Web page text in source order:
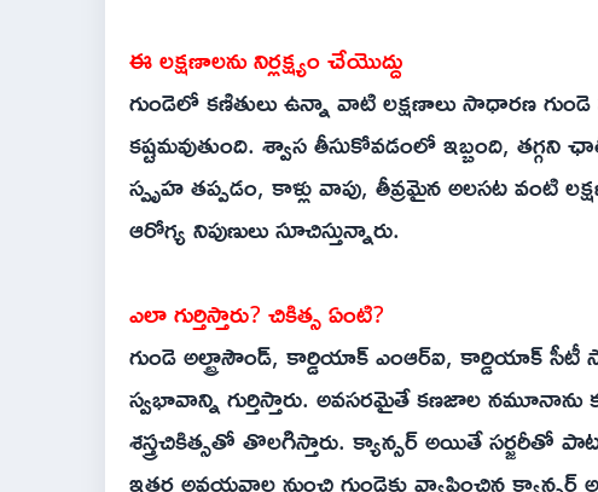
ఈ లక్షణాలను నిర్లక్ష్యం చేయొద్దు
గుండెలో కణితులు ఉన్నా వాటి లక్షణాలు సాధారణ
కష్టమవుతుంది. శ్వాస తీసుకోవడంలో ఇబ్బంది,
స్పృహ తప్పడం, కాళ్లు వాపు, తీవ్రమైన అలసట వంటి
ఆరోగ్య నిపుణులు సూచిస్తున్నారు.
ఎలా గుర్తిస్తారు? చికిత్స ఏంటి?
గుండె అల్ట్రాసౌండ్‌, కార్డియాక్‌ ఎంఆర్‌ఐ, కార్డియాక్‌
స్వభావాన్ని గుర్తిస్తారు. అవసరమైతే కణజాల నమూనాను
శస్త్రచికిత్సతో తొలగిస్తారు. క్యాన్సర్‌ అయితే సర్జరీతో
ఇతర అవయవాల నుంచి గుండెకు వ్యాపించిన క్యాన్సర్‌